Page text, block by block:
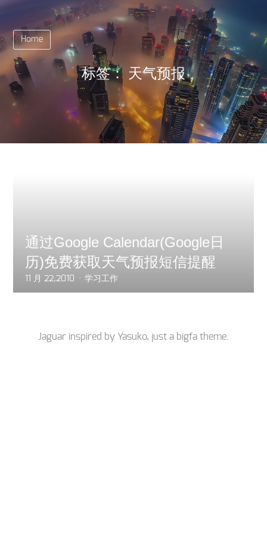
Home
标签： 天气预报
通过Google Calendar(Google日
历)免费获取天气预报短信提醒
11 月 22,2010 学习工作
Jaguar inspired by Yasuko, just a bigfa theme.